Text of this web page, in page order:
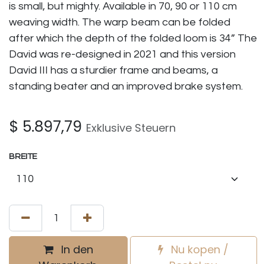
is small, but mighty. Available in 70, 90 or 110 cm
weaving width. The warp beam can be folded
after which the depth of the folded loom is 34” The
David was re-designed in 2021 and this version
David III has a sturdier frame and beams, a
standing beater and an improved brake system.​
$ 5.897,79 Exklusive Steuern
BREITE
In den
Nu kopen /